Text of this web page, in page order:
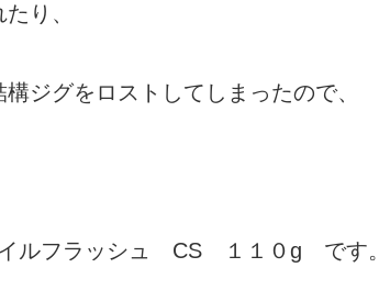
り、
グをロストしてしまったので、
ルフラッシュ CS １１０g です。